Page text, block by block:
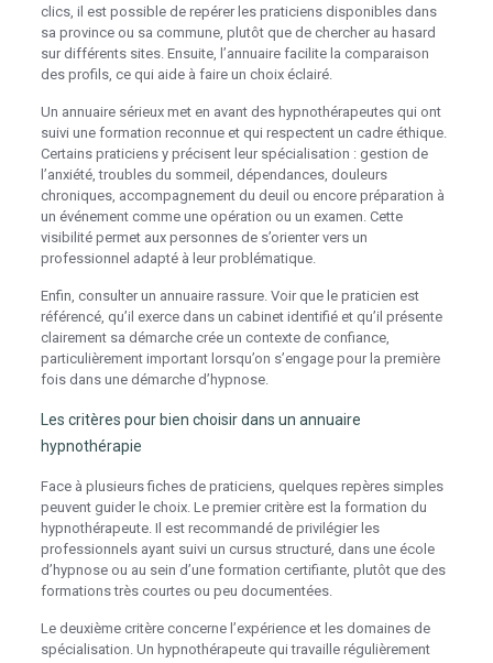
clics, il est possible de repérer les praticiens disponibles dans
sa province ou sa commune, plutôt que de chercher au hasard
sur différents sites. Ensuite, l’annuaire facilite la comparaison
des profils, ce qui aide à faire un choix éclairé.
Un annuaire sérieux met en avant des hypnothérapeutes qui ont
suivi une formation reconnue et qui respectent un cadre éthique.
Certains praticiens y précisent leur spécialisation : gestion de
l’anxiété, troubles du sommeil, dépendances, douleurs
chroniques, accompagnement du deuil ou encore préparation à
un événement comme une opération ou un examen. Cette
visibilité permet aux personnes de s’orienter vers un
professionnel adapté à leur problématique.
Enfin, consulter un annuaire rassure. Voir que le praticien est
référencé, qu’il exerce dans un cabinet identifié et qu’il présente
clairement sa démarche crée un contexte de confiance,
particulièrement important lorsqu’on s’engage pour la première
fois dans une démarche d’hypnose.
Les critères pour bien choisir dans un annuaire
hypnothérapie
Face à plusieurs fiches de praticiens, quelques repères simples
peuvent guider le choix. Le premier critère est la formation du
hypnothérapeute. Il est recommandé de privilégier les
professionnels ayant suivi un cursus structuré, dans une école
d’hypnose ou au sein d’une formation certifiante, plutôt que des
formations très courtes ou peu documentées.
Le deuxième critère concerne l’expérience et les domaines de
spécialisation. Un hypnothérapeute qui travaille régulièrement